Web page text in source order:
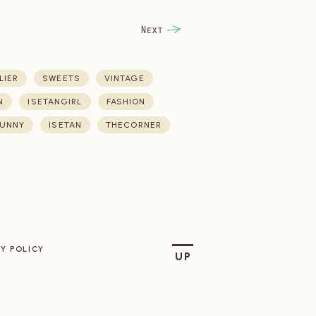
SWEETS VINTAGE
ISETANGIRL FASHION
ISETAN THECORNER
POLICY
UP